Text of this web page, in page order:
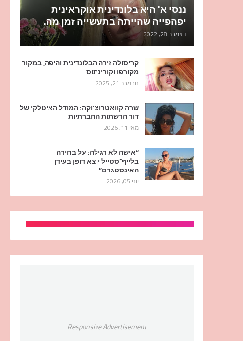
ננסי א' היא בלונדינית אוקראינית
יפהפייה שהייתה בתעשייה זמן מה.
דצמבר 28, 2022
קריסולה זירה הבלונדינית והיפה, במקור
מקורפו וקורינתוס
נובמבר 21, 2025
שרה קוואטרוצ'וקה: המודל האיטלקי של
דור הרשתות החברתיות
מאי 11, 2026
“אישה לא רגילה: על בחירה
בלייף־סטייל יוצא דופן בעידן
האינסטגרם”
יוני 05, 2026
Responsive Advertisement